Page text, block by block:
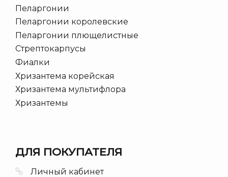
Пеларгонии
Пеларгонии королевские
Пеларгонии плющелистные
Стрептокарпусы
Фиалки
Хризантема корейская
Хризантема мультифлора
Хризантемы
ДЛЯ ПОКУПАТЕЛЯ
Личный кабинет